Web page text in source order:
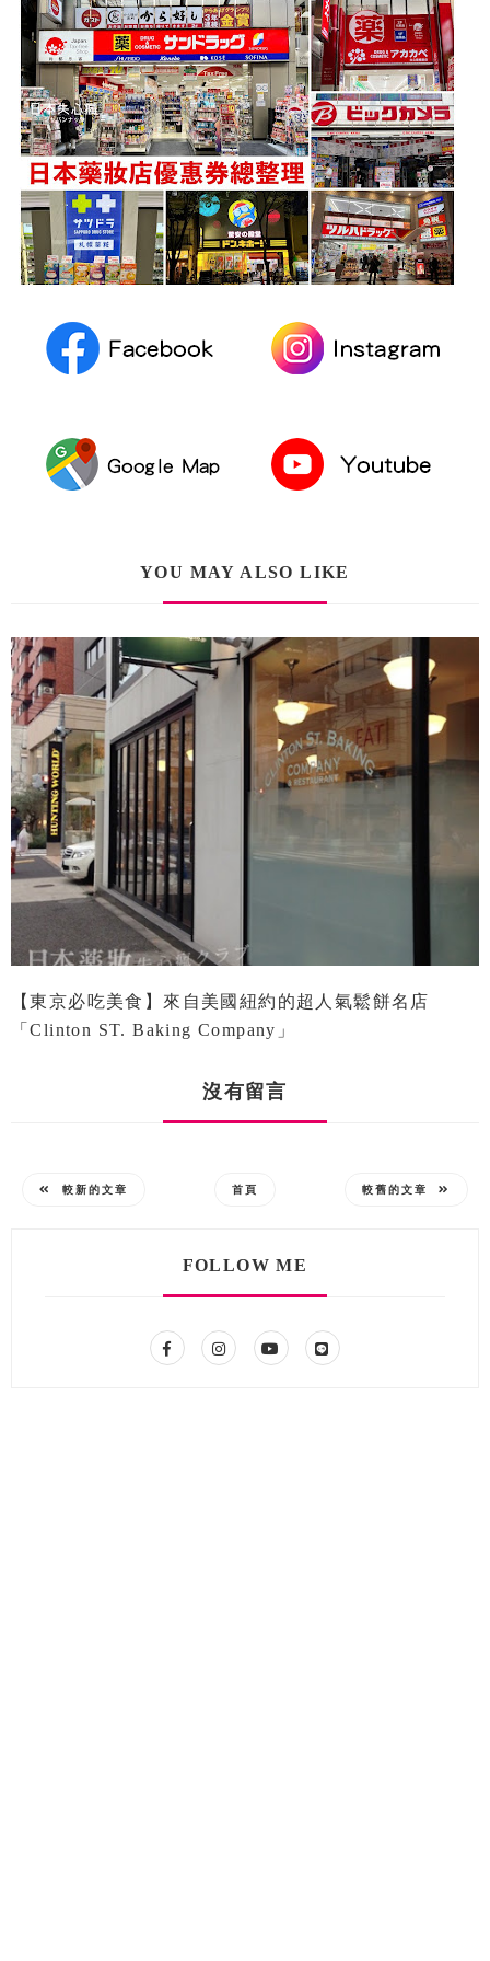
YOU MAY ALSO LIKE
【東京必吃美食】來自美國紐約的超人氣鬆餅名店
「Clinton ST. Baking Company」
沒有留言
較新的文章 首頁 較舊的文章
FOLLOW ME